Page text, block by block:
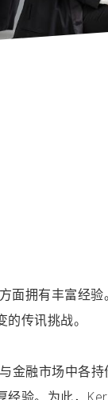
面拥有丰富经
传讯挑战。
金融市场中各